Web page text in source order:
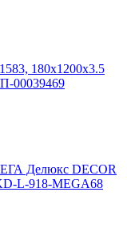
180x1200х3.5
00039469